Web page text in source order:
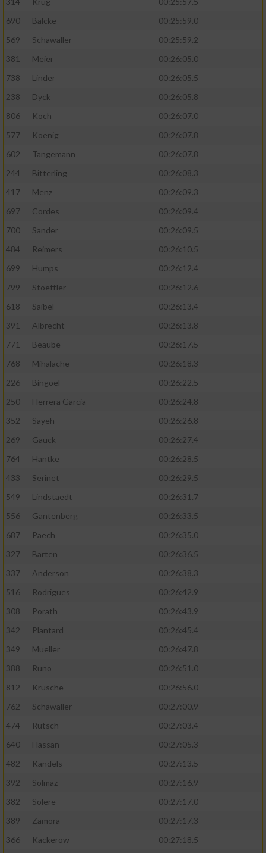
690
Balcke
00:25:59.0
569
Schawaller
00:25:59.2
381
Meier
00:26:05.0
738
Linder
00:26:05.5
238
Dyck
00:26:05.8
806
Koch
00:26:07.0
577
Koenig
00:26:07.8
602
Tangemann
00:26:07.8
244
Bitterling
00:26:08.3
417
Menz
00:26:09.3
697
Cordes
00:26:09.4
700
Sander
00:26:09.5
484
Reimers
00:26:10.5
699
Humps
00:26:12.4
799
Stoeffler
00:26:12.6
618
Saibel
00:26:13.4
391
Albrecht
00:26:13.8
771
Beaube
00:26:17.5
768
Mihalache
00:26:18.3
226
Bingoel
00:26:22.5
250
Herrera Garcia
00:26:24.8
352
Sayeh
00:26:26.8
269
Gauck
00:26:27.4
764
Hantke
00:26:28.5
433
Serinet
00:26:29.5
549
Lindstaedt
00:26:31.7
556
Gantenberg
00:26:33.5
687
Paech
00:26:35.0
327
Barten
00:26:36.5
337
Anderson
00:26:38.3
516
Rodrigues
00:26:42.9
308
Porath
00:26:43.9
342
Plantard
00:26:45.4
349
Mueller
00:26:47.8
388
Runo
00:26:51.0
812
Krusche
00:26:56.0
762
Schawaller
00:27:00.9
474
Rutsch
00:27:03.4
640
Hassan
00:27:05.3
482
Kandels
00:27:13.5
392
Solmaz
00:27:16.9
382
Solere
00:27:17.0
389
Zamora
00:27:17.3
366
Kackerow
00:27:18.5